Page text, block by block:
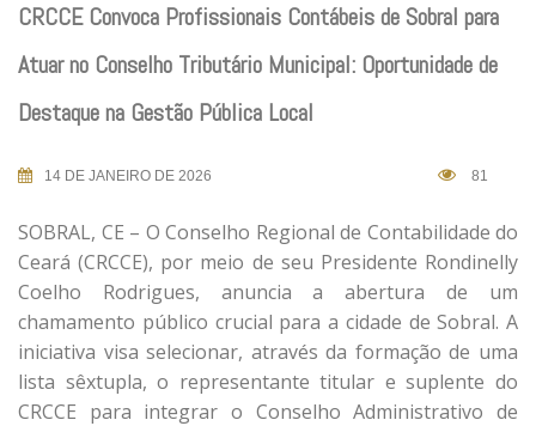
CRCCE Convoca Profissionais Contábeis de Sobral para
Atuar no Conselho Tributário Municipal: Oportunidade de
Destaque na Gestão Pública Local
14 DE JANEIRO DE 2026 81
SOBRAL, CE – O Conselho Regional de Contabilidade do
Ceará (CRCCE), por meio de seu Presidente Rondinelly
Coelho Rodrigues, anuncia a abertura de um
chamamento público crucial para a cidade de Sobral. A
iniciativa visa selecionar, através da formação de uma
lista sêxtupla, o representante titular e suplente do
CRCCE para integrar o Conselho Administrativo de